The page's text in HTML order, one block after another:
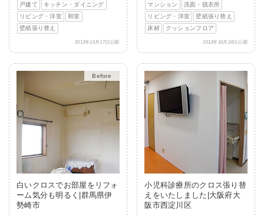
戸建て
キッチン・ダイニング
リビング・洋室
和室
壁紙張り替え
2013年10月17日公開
マンション
洗面・脱衣所
リビング・洋室
壁紙張り替え
床材
クッションフロア
2013年10月24日公開
After
白いクロスでお部屋をリフォ
ーム気分も明るく|群馬県伊
勢崎市
小児科診療所のクロス張り替
えをいたしました|大阪府大
阪市西淀川区